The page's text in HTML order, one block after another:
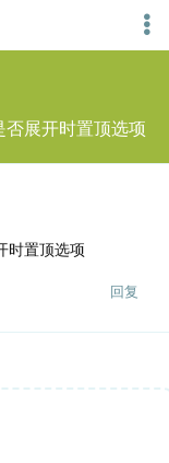
展开时置顶选项
时置顶选项
回复